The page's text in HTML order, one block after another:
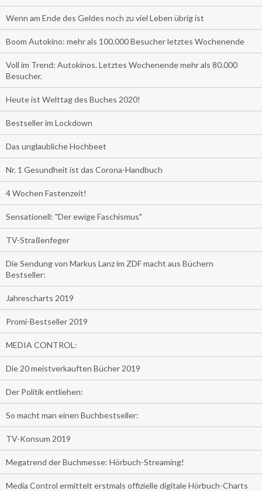
Wenn am Ende des Geldes noch zu viel Leben übrig ist
Boom Autokino: mehr als 100.000 Besucher letztes Wochenende
Voll im Trend: Autokinos. Letztes Wochenende mehr als 80.000
Besucher.
Heute ist Welttag des Buches 2020!
Bestseller im Lockdown
Das unglaubliche Hochbeet
Nr. 1 Gesundheit ist das Corona-Handbuch
4 Wochen Fastenzeit!
Sensationell: "Der ewige Faschismus"
TV-Straßenfeger
Die Sendung von Markus Lanz im ZDF macht aus Büchern
Bestseller:
Jahrescharts 2019
Promi-Bestseller 2019
MEDIA CONTROL:
Die 20 meistverkauften Bücher 2019
Der Politik entliehen:
So macht man einen Buchbestseller:
TV-Konsum 2019
Megatrend der Buchmesse: Hörbuch-Streaming!
Media Control ermittelt erstmals offizielle digitale Hörbuch-Charts